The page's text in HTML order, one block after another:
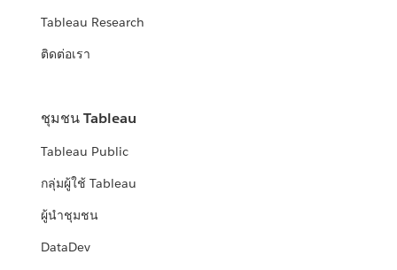
Tableau Research
ติดต่อเรา
ชุมชน Tableau
Tableau Public
กลุ่มผู้ใช้ Tableau
ผู้นำชุมชน
DataDev